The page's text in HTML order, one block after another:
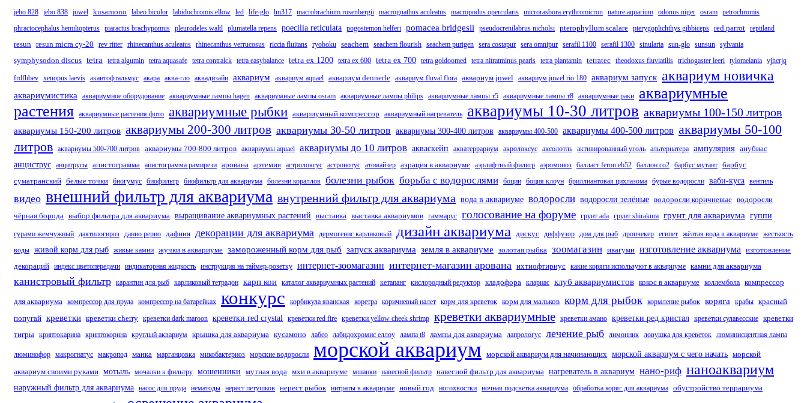
jebo 828 jebo 838 juwel kusamono labeo bicolor labidochromis ellow led life-glo lm317 macrobrachium rosenbergii macrognathus aculeatus macropodus opercularis microrasbora erythromicron nature aquarium odonus niger osram petrochromis
phractocephalus hemiliopterus piaractus brachypomus pleurodeles waltl plumatella repens poecilia reticulata pogostemon helferi pomacea bridgesii pseudocrenilabrus nicholsi pterophyllum scalare pterygoplichthys gibbiceps red parrot reptiland
resun resun micra cy-20 rev ritter rhinecanthus aculeatus rhinecanthus verrucosus riccia fluitans ryoboku seachem seachem flourish seachem purigen sera costapur sera omnipur serafil 1100 serafil 1300 sinularia sun-glo sunsun sylvania
symphysodon discus tetra tetra algumin tetra aquasafe tetra contralck tetra easybalance tetra ex 1200 tetra ex 600 tetra ex 700 tetra goldoomed tetra nitratminus pearls tetra plantamin tetratec theodoxus fluviatilis trichogaster leeri tylomelania vjhcrjq
frdfhbev xenopus laevis акантофтальмус акара аква-гло аквадизайн аквариум аквариум aquael аквариум dennerle аквариум fluval flora аквариум juwel аквариум juwel rio 180 аквариум запуск аквариум новичка
аквариумистика аквариумное оборудование аквариумные лампы hagen аквариумные лампы osram аквариумные лампы philips аквариумные лампы т5 аквариумные лампы т8 аквариумные раки
аквариумные
растения аквариумные растения фото аквариумные рыбки аквариумный компрессор аквариумный нагреватель аквариумы 10-30 литров аквариумы 100-150 литров
аквариумы 150-200 литров аквариумы 200-300 литров аквариумы 30-50 литров аквариумы 300-400 литров аквариумы 400-500 аквариумы 400-500 литров аквариумы 50-100
литров аквариумы 500-700 литров аквариумы 700-800 литров аквариумы aquael аквариумы до 10 литров акваскейп акватеррариум акролоксус аксолотль активированный уголь альтернатера ампулярия анубиас
анциструс анцитрусы апистограмма апистограмма рамирези арована артемия астролоксус астронотус атомайзер аэрация в аквариуме аэрлифтный фильтр аэромоноз балласт feron eb52 баллон со2 барбус мутант барбус
суматранский белые точки биогумус биофильтр биофильтр для аквариума болезни кораллов болезни рыбок борьба с водорослями боции боция клоун бриллиантовая цихлазома бурые водоросли ваби-куса вентиль
видео внешний фильтр для аквариума внутренний фильтр для аквариума вода в аквариуме водоросли водоросли зелёные водоросли коричневые водоросли
чёрная борода выбор фильтра для аквариума выращивание аквариумных растений выставка выставка аквариумов гаммарус голосование на форуме грунт ada грунт shirakura грунт для аквариума гуппи
гурами жемчужный дактилогироз данио рерио дафния декорации для аквариума дермогенис карликовый дизайн аквариума дискус диффузор дом для рыб дропчекер египет жёлтая вода в аквариуме жесткость
воды живой корм для рыб живые камни жучки в аквариуме замороженный корм для рыб запуск аквариума земля в аквариуме золотая рыбка зоомагазин ивагуми изготовление аквариума изготовление
декораций индекс цветопередачи индикаторная жидкость инструкция на таймер-розетку интернет-зоомагазин интернет-магазин арована ихтиофтириус какие коряги используют в аквариуме камни для аквариума
канистровый фильтр карантин для рыб карликовый тетрадон карп кои каталог аквариумных растений кетапанг кислородный редуктор кладофора клариас клуб аквариумистов кокос в аквариуме коллембола компрессор
для аквариума компрессор для пруда компрессор на батарейках конкурс корбикула яванская коретра коричневый налет корм для креветок корм для мальков корм для рыбок кормление рыбок коряга крабы красный
попугай креветки креветки cherry креветки dark maroon креветки red crystal креветки red fire креветки yellow cheek shrimp креветки аквариумные креветки амано креветки ред кристал креветки сулавесские креветки
тигры криптокарина криптокорина круглый аквариум крышка для аквариума кусамоно лабео лабидохромис еллоу лампа t8 лампы для аквариума лапрологус лечение рыб лимонник ловушка для креветок люминисцентная лампа
люминофор макрогнатус макропод манка марганцовка микобактериоз морские водоросли морской аквариум морской аквариум для начинающих морской аквариум с чего начать морской
аквариум своими руками мотыль мочалки к фильтру мошенники мутная вода мхи в аквариуме мшанки навесной фильтр навесной фильтр для аквариума нагреватель в аквариум нано-риф наноаквариум
наружный фильтр для аквариума насос для пруда нематоды нерест петушков нерест рыбок нитраты в аквариуме новый год ногохвостки ночная подсветка аквариума обработка коряг для аквариума обустройство террариума